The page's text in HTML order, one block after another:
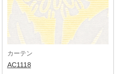
カーテン
AC1118